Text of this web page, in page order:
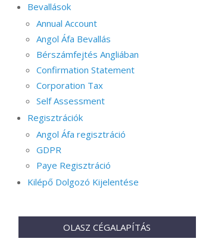
Bevallások
Annual Account
Angol Áfa Bevallás
Bérszámfejtés Angliában
Confirmation Statement
Corporation Tax
Self Assessment
Regisztrációk
Angol Áfa regisztráció
GDPR
Paye Regisztráció
Kilépő Dolgozó Kijelentése
OLASZ CÉGALAPÍTÁS